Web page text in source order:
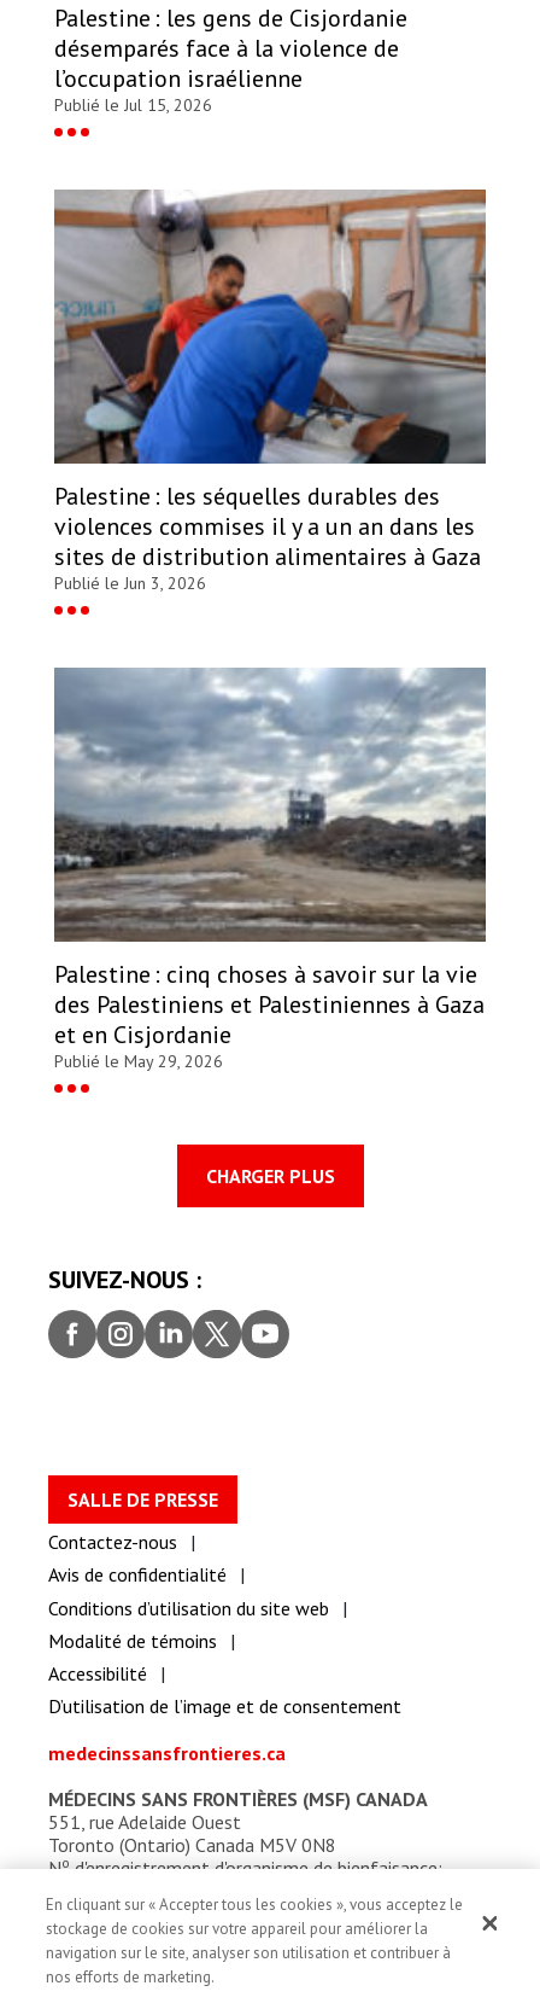
Palestine : les gens de Cisjordanie
désemparés face à la violence de
l’occupation israélienne
Publié le Jul 15, 2026
Palestine : les séquelles durables des
violences commises il y a un an dans les
sites de distribution alimentaires à Gaza
Publié le Jun 3, 2026
Palestine : cinq choses à savoir sur la vie
des Palestiniens et Palestiniennes à Gaza
et en Cisjordanie
Publié le May 29, 2026
CHARGER PLUS
SUIVEZ-NOUS :
Faceb
ook
Insta
gram
Linke
dIn
Twitt
er
youtu
be
SALLE DE PRESSE
Contactez-nous
Avis de confidentialité
Conditions d’utilisation du site web
Modalité de témoins
Accessibilité
D’utilisation de l’image et de consentement
medecinssansfrontieres.ca
MÉDECINS SANS FRONTIÈRES (MSF) CANADA
551, rue Adelaide Ouest
Toronto (Ontario) Canada M5V 0N8
Nod'enregistrement d'organisme de bienfaisance:
En cliquant sur « Accepter tous les cookies », vous acceptez le
stockage de cookies sur votre appareil pour améliorer la
navigation sur le site, analyser son utilisation et contribuer à
nos efforts de marketing.